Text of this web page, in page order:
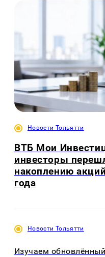
Новости Тольятти
ВТБ Мои
инвесторы
накоплению
года
Новости Тольятти
Изучаем